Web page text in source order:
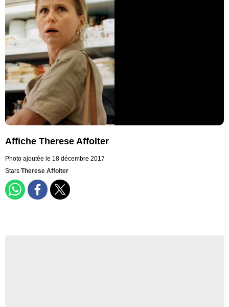
Affiche Therese Affolter
Photo ajoutée le 18 décembre 2017
Stars Therese Affolter